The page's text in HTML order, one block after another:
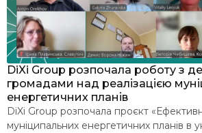
DiXi Group розпочала роботу з
громадами над реалізацією
енергетичних планів
DiXi Group розпочала проєкт
муніципальних енергетичних планів в